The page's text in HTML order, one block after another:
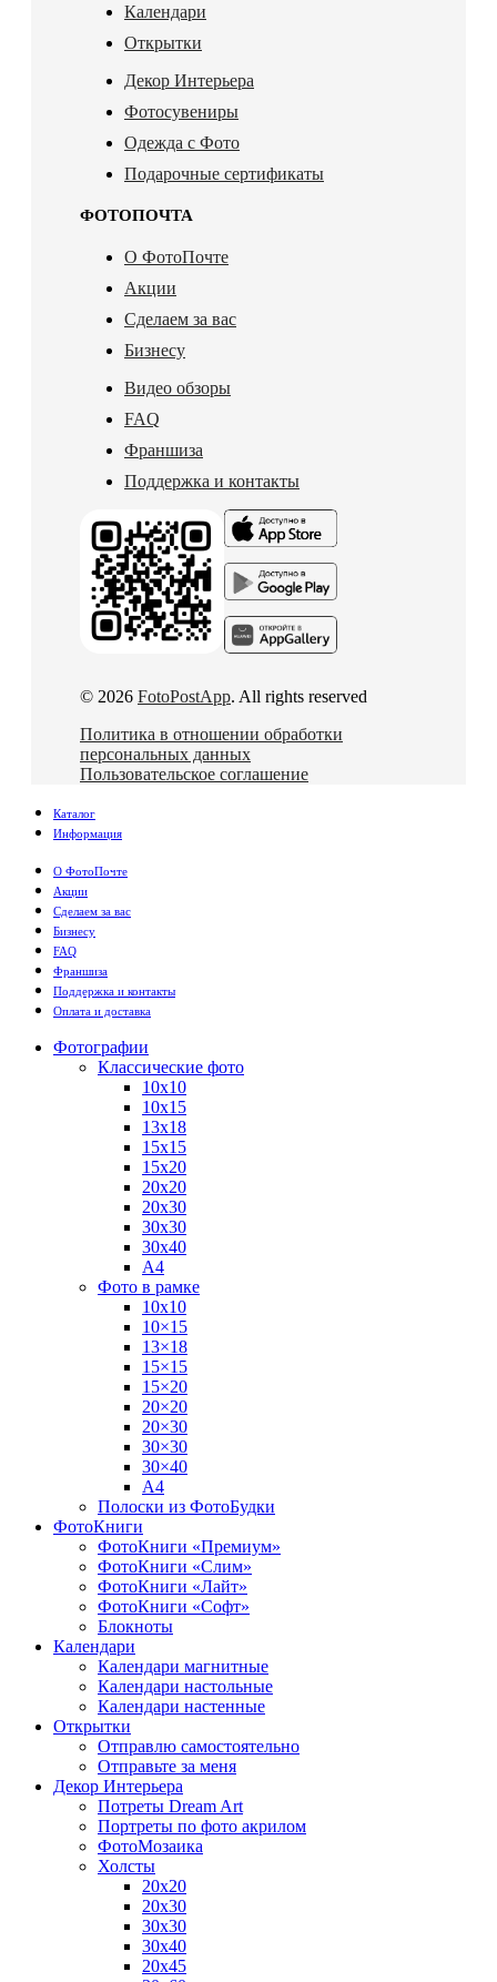
Календари
Открытки
Декор Интерьера
Фотосувениры
Одежда с Фото
Подарочные сертификаты
ФОТОПОЧТА
О ФотоПочте
Акции
Сделаем за вас
Бизнесу
Видео обзоры
FAQ
Франшиза
Поддержка и контакты
© 2026 FotoPostApp. All rights reserved
Политика в отношении обработки
персональных данных
Пользовательское соглашение
Каталог
Информация
О ФотоПочте
Акции
Сделаем за вас
Бизнесу
FAQ
Франшиза
Поддержка и контакты
Оплата и доставка
Фотографии
Классические фото
10х10
10х15
13х18
15х15
15х20
20х20
20х30
30х30
30х40
А4
Фото в рамке
10х10
10×15
13×18
15×15
15×20
20×20
20×30
30×30
30×40
A4
Полоски из ФотоБудки
ФотоКниги
ФотоКниги «Премиум»
ФотоКниги «Слим»
ФотоКниги «Лайт»
ФотоКниги «Софт»
Блокноты
Календари
Календари магнитные
Календари настольные
Календари настенные
Открытки
Отправлю самостоятельно
Отправьте за меня
Декор Интерьера
Потреты Dream Art
Портреты по фото акрилом
ФотоМозаика
Холсты
20х20
20х30
30х30
30х40
20х45